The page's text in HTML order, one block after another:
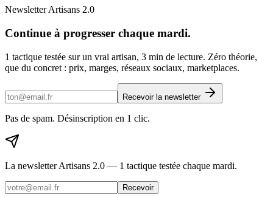
Newsletter Artisans 2.0
Continue à progresser chaque mardi.
1 tactique testée sur un vrai artisan, 3 min de lecture. Zéro théorie,
que du concret : prix, marges, réseaux sociaux, marketplaces.
Recevoir la newsletter
Pas de spam. Désinscription en 1 clic.
La newsletter Artisans 2.0 — 1 tactique testée chaque mardi.
Recevoir